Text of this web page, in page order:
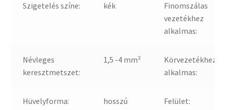
Szigetelés színe: kék
Finomszálas
vezetékhez
alkalmas:
Névleges
keresztmetszet:
1,5 -4 mm²
Körvezetékhez
alkalmas:
Hüvelyforma: hosszú Felület: